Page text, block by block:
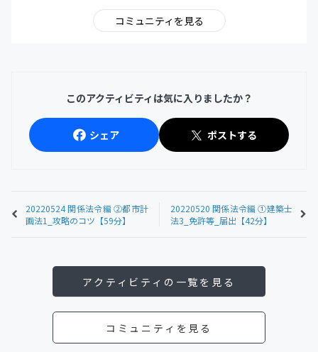
コミュニティを見る
このアクティビティは気に入りましたか？
シェア ポストする
20220524 関係法令編 ②都市計
画法1_攻略のコツ【59分】
20220520 関係法令編 ①建築士
法3_免許等_届出【42分】
アクティビティの一覧を見る
コミュニティを見る